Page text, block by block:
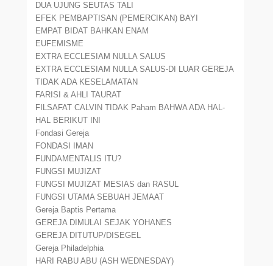
DUA UJUNG SEUTAS TALI
EFEK PEMBAPTISAN (PEMERCIKAN) BAYI
EMPAT BIDAT BAHKAN ENAM
EUFEMISME
EXTRA ECCLESIAM NULLA SALUS
EXTRA ECCLESIAM NULLA SALUS-DI LUAR GEREJA
TIDAK ADA KESELAMATAN
FARISI & AHLI TAURAT
FILSAFAT CALVIN TIDAK Paham BAHWA ADA HAL-
HAL BERIKUT INI
Fondasi Gereja
FONDASI IMAN
FUNDAMENTALIS ITU?
FUNGSI MUJIZAT
FUNGSI MUJIZAT MESIAS dan RASUL
FUNGSI UTAMA SEBUAH JEMAAT
Gereja Baptis Pertama
GEREJA DIMULAI SEJAK YOHANES
GEREJA DITUTUP/DISEGEL
Gereja Philadelphia
HARI RABU ABU (ASH WEDNESDAY)